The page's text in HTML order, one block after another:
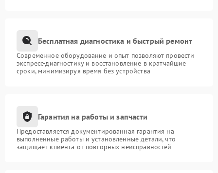
Бесплатная диагностика и быстрый ремонт
Современное оборудование и опыт позволяют провести
экспресс-диагностику и восстановление в кратчайшие
сроки, минимизируя время без устройства
Гарантия на работы и запчасти
Предоставляется документированная гарантия на
выполненные работы и установленные детали, что
защищает клиента от повторных неисправностей